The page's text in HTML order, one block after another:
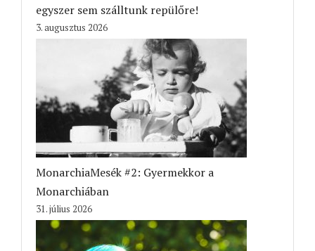
egyszer sem szálltunk repülőre!
3. augusztus 2026
MonarchiaMesék #2: Gyermekkor a
Monarchiában
31. július 2026